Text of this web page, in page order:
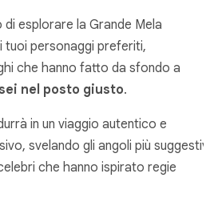
di esplorare la Grande Mela
personaggi preferiti,
che hanno fatto da sfondo a
nel posto giusto.
in un viaggio autentico e
svelando gli angoli più suggestivi
che hanno ispirato regie